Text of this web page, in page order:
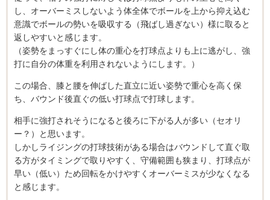
し、オーバーミスしないよう体全体でボールを上から抑え込む
意識でボールの勢いを吸収する（飛ばし過ぎない）様に取ると
返しやすいと感じます。
（姿勢をまっすぐにし体の重心を打球点よりも上に逃がし、強
打に自分の体重を利用されないようにします。）
この場合、膝と腰を伸ばした直立に近い姿勢で重心を高く保
ち、バウンド後直ぐの低い打球点で打球します。
相手に強打されそうになると後ろに下がる人が多い（セオリ
ー？）と思います。
しかしライジングの打球技術がある場合はバウンドして直ぐ取
る方がタイミングで取りやすく、守備範囲も狭まり、打球点が
早い（低い）ため回転をかけやすくオーバーミスが少なくなる
と感じます。